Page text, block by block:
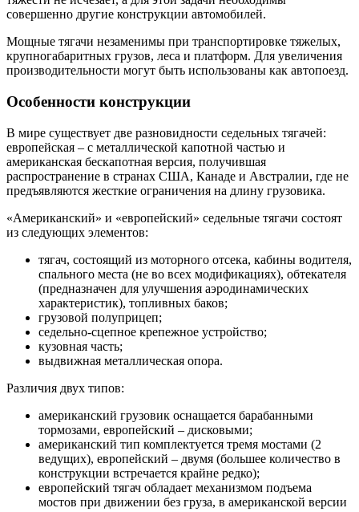
совершенно другие конструкции автомобилей.
Мощные тягачи незаменимы при транспортировке тяжелых,
крупногабаритных грузов, леса и платформ. Для увеличения
производительности могут быть использованы как автопоезд.
Особенности конструкции
В мире существует две разновидности седельных тягачей:
европейская – с металлической капотной частью и
американская бескапотная версия, получившая
распространение в странах США, Канаде и Австралии, где не
предъявляются жесткие ограничения на длину грузовика.
«Американский» и «европейский» седельные тягачи состоят
из следующих элементов:
тягач, состоящий из моторного отсека, кабины водителя,
спального места (не во всех модификациях), обтекателя
(предназначен для улучшения аэродинамических
характеристик), топливных баков;
грузовой полуприцеп;
седельно-сцепное крепежное устройство;
кузовная часть;
выдвижная металлическая опора.
Различия двух типов:
американский грузовик оснащается барабанными
тормозами, европейский – дисковыми;
американский тип комплектуется тремя мостами (2
ведущих), европейский – двумя (большее количество в
конструкции встречается крайне редко);
европейский тягач обладает механизмом подъема
мостов при движении без груза, в американской версии